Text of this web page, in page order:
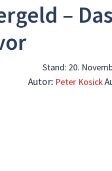
–
Stand: 20.
Autor: Peter Kosick